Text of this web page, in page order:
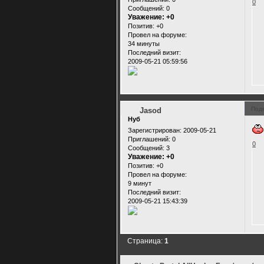
Сообщений: 0
Уважение: +0
Позитив: +0
Провел на форуме:
34 минуты
Последний визит:
2009-05-21 05:59:56
0
Jasod
Нуб
Зарегистрирован: 2009-05-21
Приглашений: 0
Сообщений: 3
Уважение: +0
Позитив: +0
Провел на форуме:
9 минут
Последний визит:
2009-05-21 15:43:39
0
Страница:1